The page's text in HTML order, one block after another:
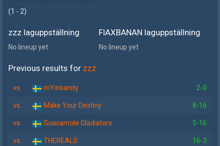
(1 - 2)
zzz laguppställning
No lineup yet
FlAXBANAN laguppställning
No lineup yet
Previous results for zzz
vs. mYinsanity 2-0
vs. Make Your Destiny 8-16
vs. Guacamole Gladiators 5-16
vs. THEREALS 16-3